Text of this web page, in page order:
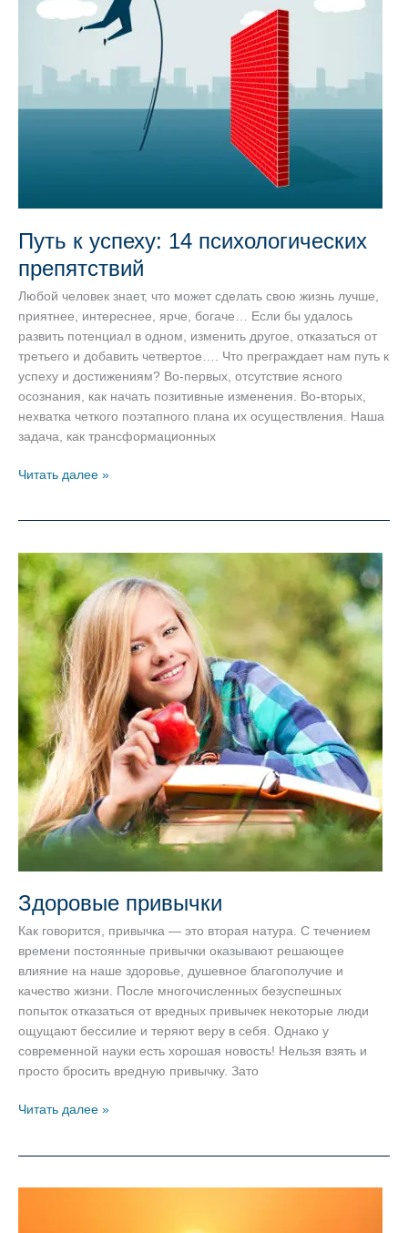
Путь к успеху: 14 психологических
препятствий
Любой человек знает, что может сделать свою жизнь лучше,
приятнее, интереснее, ярче, богаче… Если бы удалось
развить потенциал в одном, изменить другое, отказаться от
третьего и добавить четвертое…. Что преграждает нам путь к
успеху и достижениям? Во-первых, отсутствие ясного
осознания, как начать позитивные изменения. Во-вторых,
нехватка четкого поэтапного плана их осуществления. Наша
задача, как трансформационных
Путь
психологических
препятствий
Читать далее »
Здоровые привычки
Как говорится, привычка — это вторая натура. С течением
времени постоянные привычки оказывают решающее
влияние на наше здоровье, душевное благополучие и
качество жизни. После многочисленных безуспешных
попыток отказаться от вредных привычек некоторые люди
ощущают бессилие и теряют веру в себя. Однако у
современной науки есть хорошая новость! Нельзя взять и
просто бросить вредную привычку. Зато
Здоровые
Читать далее »